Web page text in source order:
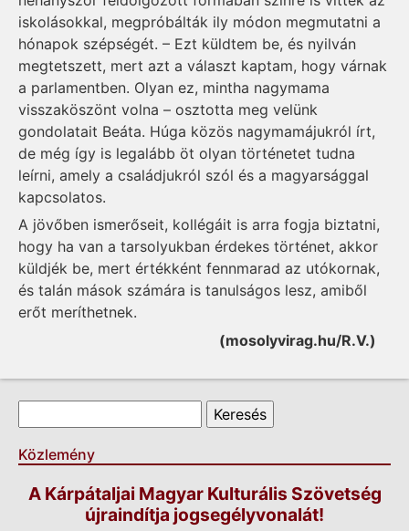
iskolásokkal, megpróbálták ily módon megmutatni a
hónapok szépségét. – Ezt küldtem be, és nyilván
megtetszett, mert azt a választ kaptam, hogy várnak
a parlamentben. Olyan ez, mintha nagymama
visszaköszönt volna – osztotta meg velünk
gondolatait Beáta. Húga közös nagymamájukról írt,
de még így is legalább öt olyan történetet tudna
leírni, amely a családjukról szól és a magyarsággal
kapcsolatos.
A jövőben ismerőseit, kollégáit is arra fogja biztatni,
hogy ha van a tarsolyukban érdekes történet, akkor
küldjék be, mert értékként fennmarad az utókornak,
és talán mások számára is tanulságos lesz, amiből
erőt meríthetnek.
(mosolyvirag.hu/R.V.)
Keresés űrlap
Keresés
Közlemény
A Kárpátaljai Magyar Kulturális Szövetség
újraindítja jogsegélyvonalát!